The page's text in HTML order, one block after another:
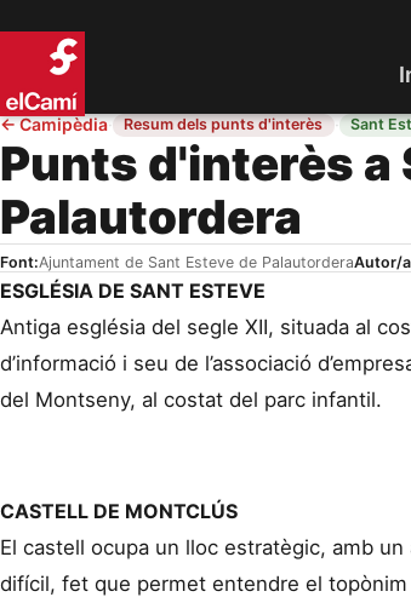
←Camipèdia· Resum dels punts d'interès · Sant
Punts d'interès a
Palautordera
Font:Ajuntament de Sant Esteve de PalautorderaAutor/
ESGLÉSIA DE SANT ESTEVE
Antiga església del segle XII, situada al
d’informació i seu de l’associació
del Montseny, al costat del parc infantil.
CASTELL DE MONTCLÚS
El castell ocupa un lloc estratègic, amb un
difícil, fet que permet entendre el